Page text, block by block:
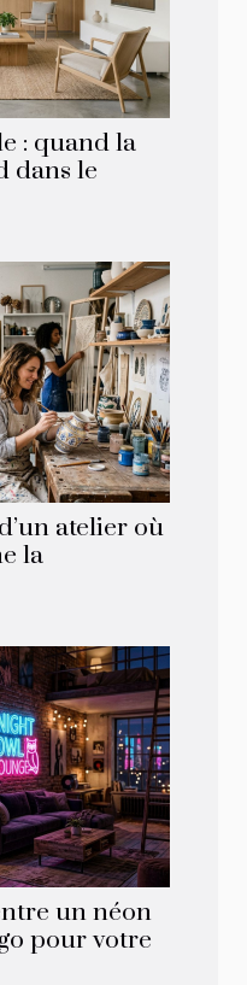
: quand la
dans le
atelier où
la
un néon
pour votre